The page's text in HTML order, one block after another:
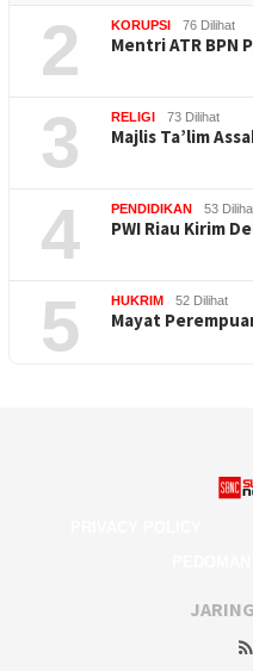
2 KORUPSI 76 Dilihat
Mentri ATR BPN
3 RELIGI 73 Dilihat
Majlis Ta’lim
4 PENDIDIKAN 53
PWI Riau Kirim
5 HUKRIM 52 Dilihat
Mayat